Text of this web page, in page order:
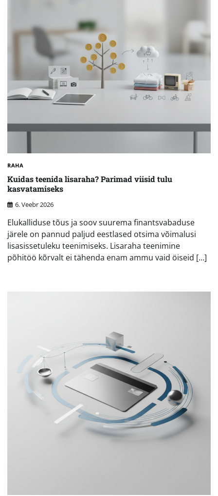
RAHA
Kuidas teenida lisaraha? Parimad viisid tulu
kasvatamiseks
6. Veebr 2026
Elukalliduse tõus ja soov suurema finantsvabaduse
järele on pannud paljud eestlased otsima võimalusi
lisasissetuleku teenimiseks. Lisaraha teenimine
põhitöö kõrvalt ei tähenda enam ammu vaid öiseid […]